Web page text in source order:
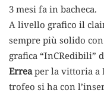
3 mesi fa in bacheca.
A livello grafico il
sempre più solido
grafica “InCRedibili”
Errea per la vittoria a
trofeo si ha con